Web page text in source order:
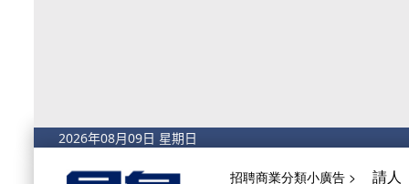
招聘商業分類小廣告 >
請人